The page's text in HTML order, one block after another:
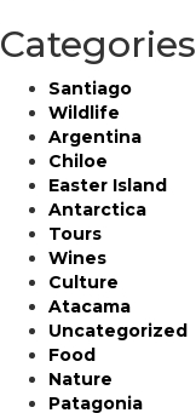
Categories
Santiago
Wildlife
Argentina
Chiloe
Easter Island
Antarctica
Tours
Wines
Culture
Atacama
Uncategorized
Food
Nature
Patagonia